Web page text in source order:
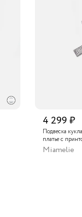
Бутик "La Nature" в ТЦ
Бутик "La Nature" в ТЦ
Аутлет "La Nature" в
4 299 ₽
Подвеска
платье с
Miamelie